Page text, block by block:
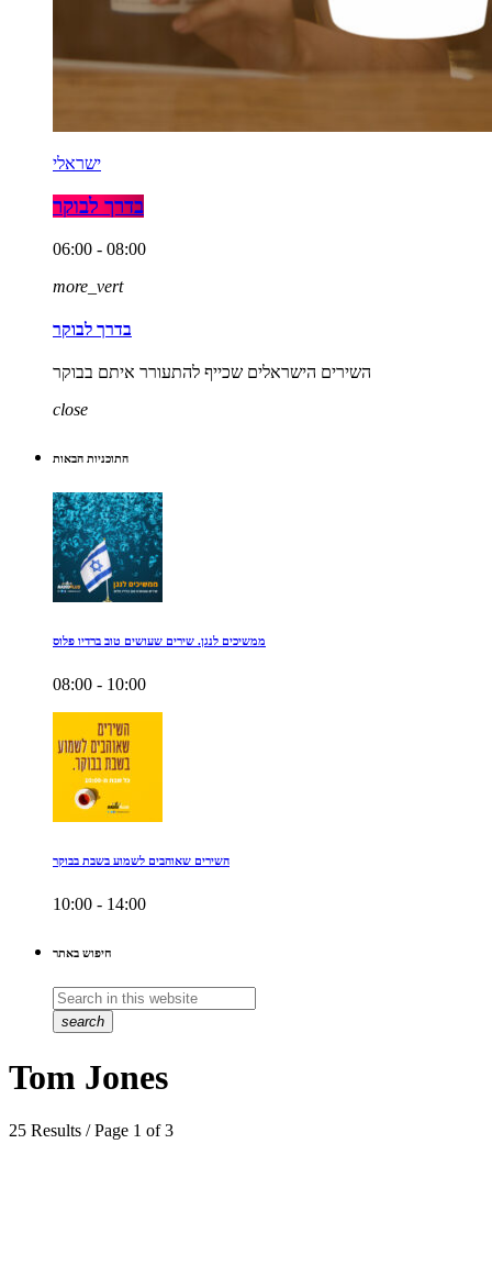
ישראלי
בדרך לבוקר
06:00 - 08:00
more_vert
בדרך לבוקר
השירים הישראלים שכייף להתעורר איתם בבוקר
close
התוכניות הבאות
ממשיכים לנגן. שירים שעושים טוב ברדיו פלוס
08:00 - 10:00
השירים שאוהבים לשמוע בשבת בבוקר
10:00 - 14:00
חיפוש באתר
search
Tom Jones
25 Results / Page 1 of 3